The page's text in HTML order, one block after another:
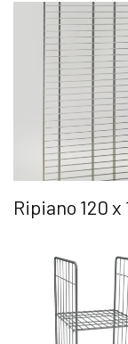
Ripiano 120 x